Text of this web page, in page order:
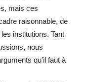
mais ces
raisonnable, de
institutions. Tant
nous
qu’il faut à